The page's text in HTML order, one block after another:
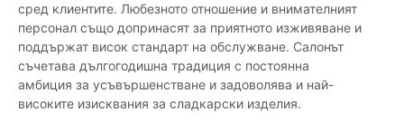
сред клиентите. Любезното отношение и внимателният
персонал също допринасят за приятното изживяване и
поддържат висок стандарт на обслужване. Салонът
съчетава дългогодишна традиция с постоянна
амбиция за усъвършенстване и задоволява и най-
високите изисквания за сладкарски изделия.